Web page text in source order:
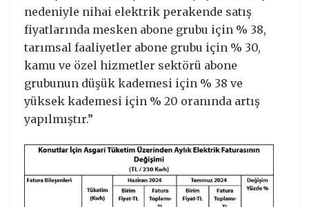
nedeniyle nihai elektrik perakende satış
fiyatlarında mesken abone grubu için % 38,
tarımsal faaliyetler abone grubu için % 30,
kamu ve özel hizmetler sektörü abone
grubunun düşük kademesi için % 38 ve
yüksek kademesi için % 20 oranında artış
yapılmıştır.”